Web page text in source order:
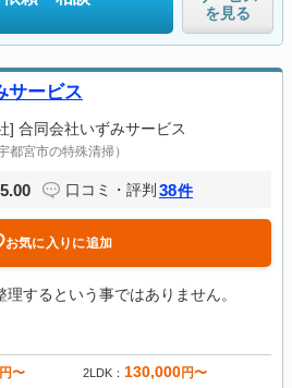
を見る
サービス
] 合同会社いずみサービス
都宮市の特殊清掃）
5.00 口コミ・評判 38件
お気に入りに追加
するという事ではありません。
円〜 2LDK 130,000円〜